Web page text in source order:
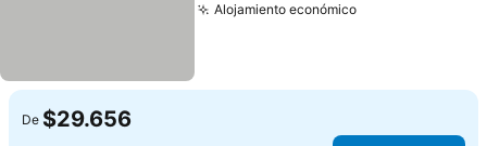
Alojamiento económicoVer precios
De $29.656